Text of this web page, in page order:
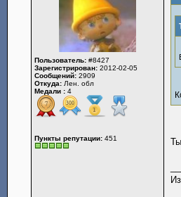
Пользователь: #8427
Зарегистрирован: 2012-02-05
Сообщений: 2909
Откуда: Лен. обл
Медали : 4
Пункты репутации: 451